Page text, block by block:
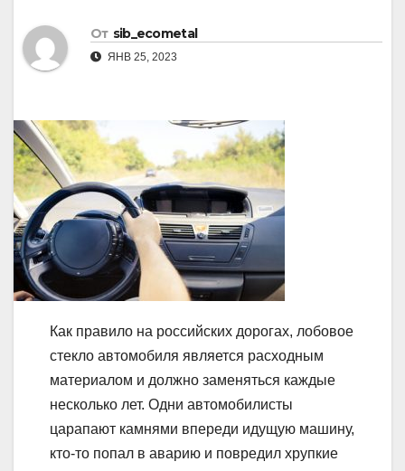
От sib_ecometal
ЯНВ 25, 2023
Как правило на российских дорогах, лобовое
стекло автомобиля является расходным
материалом и должно заменяться каждые
несколько лет. Одни автомобилисты
царапают камнями впереди идущую машину,
кто-то попал в аварию и повредил хрупкие